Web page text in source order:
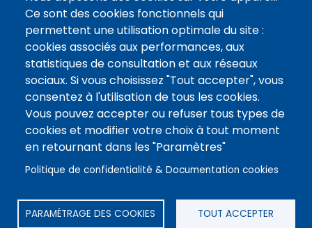
Ce sont des cookies fonctionnels qui
permettent une utilisation optimale du site :
cookies associés aux performances, aux
statistiques de consultation et aux réseaux
sociaux. Si vous choisissez "Tout accepter", vous
consentez à l'utilisation de tous les cookies.
Vous pouvez accepter ou refuser tous types de
cookies et modifier votre choix à tout moment
en retournant dans les "Paramètres"
Politique de confidentialité & Documentation cookies
PARAMÉTRAGE DES COOKIES TOUT ACCEPTER
ARCHIVES
COOKIES
Assemblée
nationaleLE SITE DE L’ASSEMBLÉE NATIONALE
Suivez-nous